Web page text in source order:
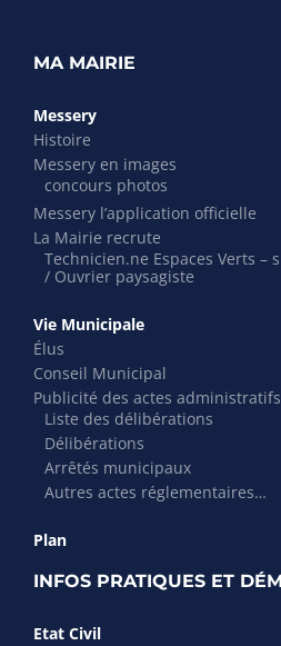
MA MAIRIE
Messery
Histoire
Messery en images
concours photos
Messery l’application officielle
La Mairie recrute
Technicien.ne Espaces Verts –
/ Ouvrier paysagiste
Vie Municipale
Élus
Conseil Municipal
Publicité des actes administratifs
Liste des délibérations
Délibérations
Arrêtés municipaux
Autres actes réglementaires…
Plan
INFOS PRATIQUES ET
Etat Civil